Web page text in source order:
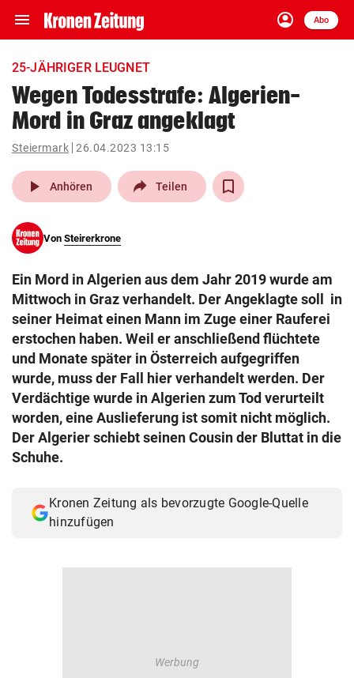
menu Navigation
ein-/ausklappen
account_circle
Anmelden
Abo
close Schließen
account_circle Anmelden
pin_drop
Wien arrow_right
search
eingeben
© Krone Multimedia GmbH & Co KG 2026
Muthgasse 2, 1190 Wien
25-JÄHRIGER LEUGNET
Wegen Todesstrafe: Algerien-
Mord in Graz angeklagt
Steiermark 26.04.2023 13:15
play_arrow Anhören Teilen
Von Steirerkrone
Ein Mord in Algerien aus dem Jahr 2019 wurde am
Mittwoch in Graz verhandelt. Der Angeklagte soll in
seiner Heimat einen Mann im Zuge einer Rauferei
erstochen haben. Weil er anschließend flüchtete
und Monate später in Österreich aufgegriffen
wurde, muss der Fall hier verhandelt werden. Der
Verdächtige wurde in Algerien zum Tod verurteilt
worden, eine Auslieferung ist somit nicht möglich.
Der Algerier schiebt seinen Cousin der Bluttat in die
Schuhe.
Kronen Zeitung als bevorzugte Google-Quelle
hinzufügen